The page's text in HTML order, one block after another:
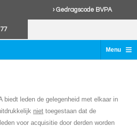
› Gedragscode BVPA
Menu ≡
biedt leden de gelegenheid met elkaar in
niet toegestaan dat de
voor acquisitie door derden worden